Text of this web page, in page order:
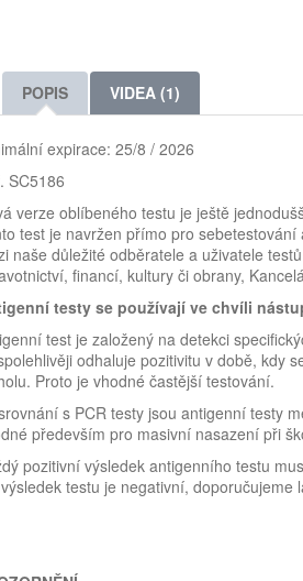
POPIS VIDEA (1)
expirace: 25/8 / 2026
SC5186
verze oblíbeného testu je ještě
test je navržen přímo pro
naše důležité odběratele a uživatele
financí, kultury či obrany,
testy se používají ve chvíli
test je založený na detekci
odhaluje pozitivitu v době, kdy
Proto je vhodné častější testování.
s PCR testy jsou antigenní testy
především pro masivní nasazení při
pozitivní výsledek antigenního testu
testu je negativní,